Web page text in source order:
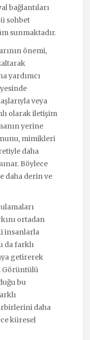
bağlantıları
sohbet
sunmaktadır.
önemi,
yardımcı
veya
olarak iletişim
yerine
mimikleri
daha
Böylece
daha derin ve
ortadan
insanlarla
da farklı
getirerek
Görüntülü
bu
daha
küresel